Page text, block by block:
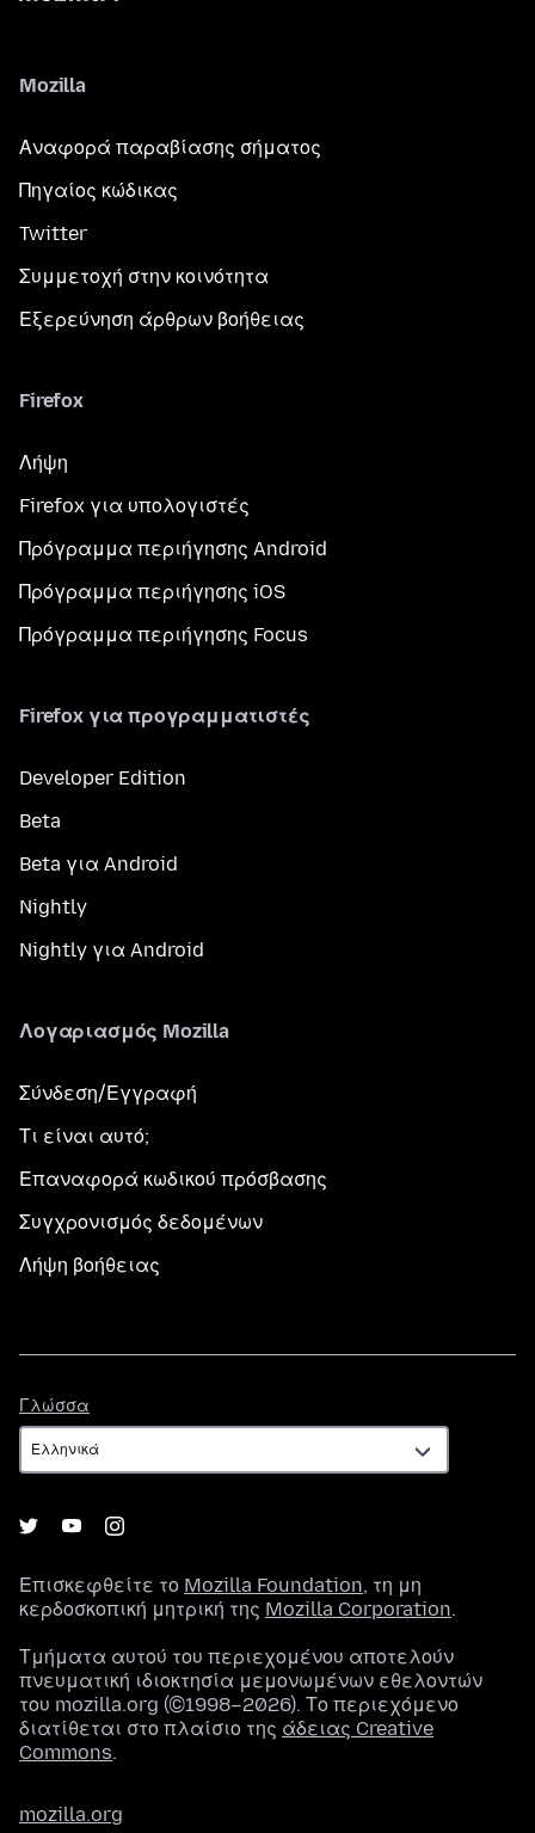
Mozilla
Αναφορά παραβίασης σήματος
Πηγαίος κώδικας
Twitter
Συμμετοχή στην κοινότητα
Εξερεύνηση άρθρων βοήθειας
Firefox
Λήψη
Firefox για υπολογιστές
Πρόγραμμα περιήγησης Android
Πρόγραμμα περιήγησης iOS
Πρόγραμμα περιήγησης Focus
Firefox για προγραμματιστές
Developer Edition
Beta
Beta για Android
Nightly
Nightly για Android
Λογαριασμός Mozilla
Σύνδεση/Εγγραφή
Τι είναι αυτό;
Επαναφορά κωδικού πρόσβασης
Συγχρονισμός δεδομένων
Λήψη βοήθειας
Γλώσσα
Επισκεφθείτε το Mozilla Foundation, τη μη
κερδοσκοπική μητρική της Mozilla Corporation.
Τμήματα αυτού του περιεχομένου αποτελούν
πνευματική ιδιοκτησία μεμονωμένων εθελοντών
του mozilla.org (©1998–2026). Το περιεχόμενο
διατίθεται στο πλαίσιο της άδειας Creative
Commons.
mozilla.org